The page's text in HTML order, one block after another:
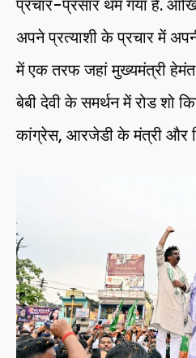
अपने प्रत्याशी के प्रचार में
में एक तरफ जहां मुख्यमंत्री हेमंत
बेबी देवी के समर्थन में रोड शो
कांग्रेस, आरजेडी के मंत्री और